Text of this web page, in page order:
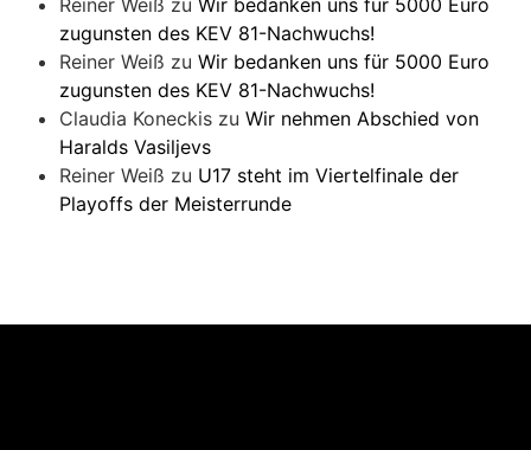
zugunsten des KEV 81-Nachwuchs!
Reiner Weiß zu Wir bedanken uns für 5000 Euro
zugunsten des KEV 81-Nachwuchs!
Claudia Koneckis zu Wir nehmen Abschied von
Haralds Vasiljevs
Reiner Weiß zu U17 steht im Viertelfinale der
Playoffs der Meisterrunde